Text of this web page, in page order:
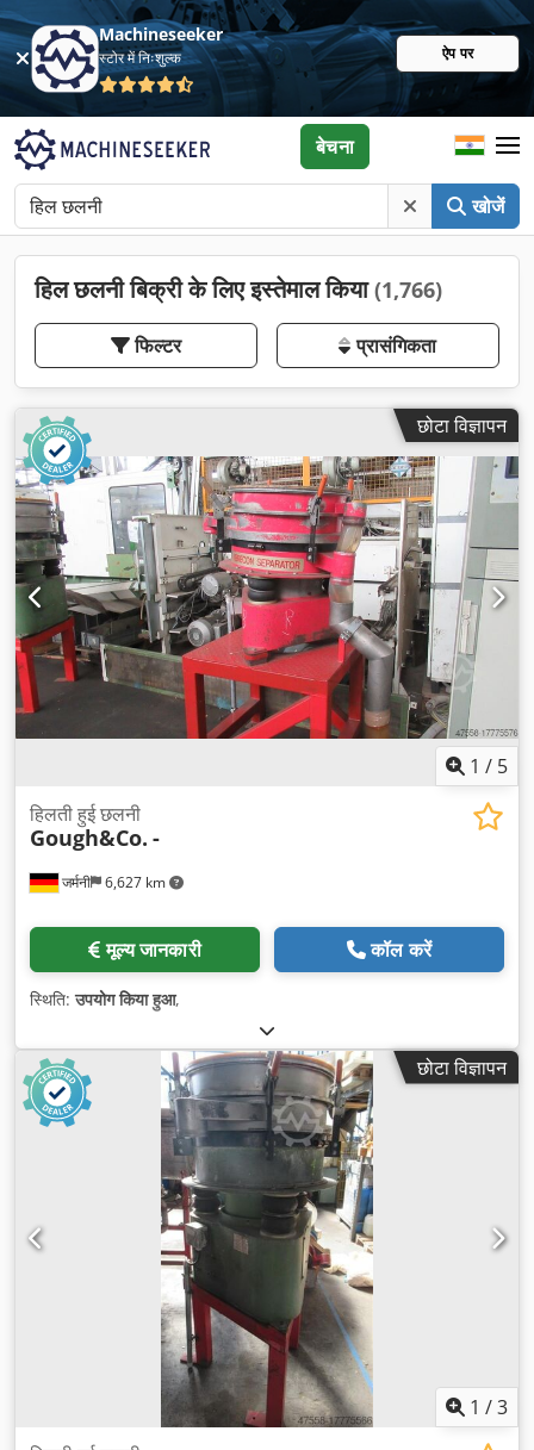
Machineseeker
स्टोर में निःशुल्क ऐप पर
खोजें
बेचना
हिल छलनी बिक्री के लिए इस्तेमाल किया(1,766)
फिल्टर प्रासंगिकता
छोटा विज्ञापन
1 / 5
जर्मनी 6,627 km
हिलती हुई छलनी
Gough&Co. -
मूल्य जानकारी कॉल करें
स्थिति:उपयोग किया हुआ,
छोटा विज्ञापन
1 /3